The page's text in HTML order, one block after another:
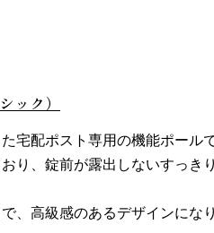
ック）
宅配ポスト専用の機能ポールで
り、錠前が露出しないすっき
、高級感のあるデザインになり